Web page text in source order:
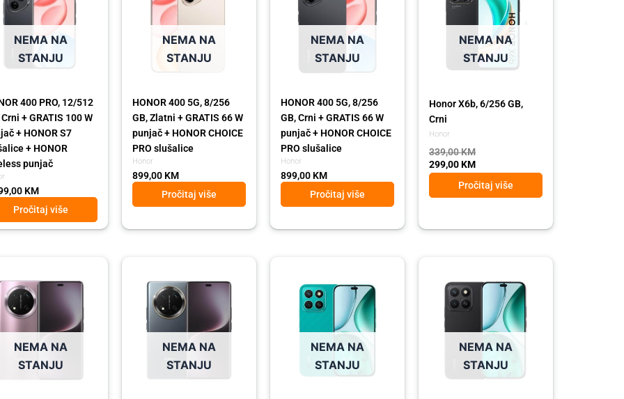
NEMA NA
STANJU
400 PRO, 12/512
Crni + GRATIS 100 W
+ HONOR S7
+ HONOR
punjač
KM
Pročitaj više
NEMA NA
STANJU
Honor
HONOR 400 5G, 8/256
GB, Zlatni + GRATIS 66 W
punjač + HONOR CHOICE
PRO slušalice
899,00 KM
Pročitaj više
NEMA NA
STANJU
Honor
HONOR 400 5G, 8/256
GB, Crni + GRATIS 66 W
punjač + HONOR CHOICE
PRO slušalice
899,00 KM
Pročitaj više
NEMA NA
STANJU
Honor
Honor X6b, 6/256 GB,
Crni
339,00KM
299,00KM
Pročitaj više
NEMA NA
STANJU
KM.
KM.
NEMA NA
STANJU
was:
709,00 KM.
629,00 KM.
NEMA NA
STANJU
was:
489,00 KM.
439,00 KM.
NEMA NA
STANJU
was:
489,00 KM.
439,00 KM.